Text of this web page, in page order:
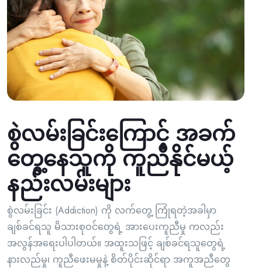
စွဲလမ်းခြင်းကြောင့် အခက်
တွေ့နေသူကို ကူညီနိုင်မယ့်
နည်းလမ်းများ
စွဲလမ်းခြင်း (Addiction) ကို လက်တွေ့ ကြုံရတဲ့အခါမှာ
ချစ်ခင်ရသူ မိသားစုဝင်တွေရဲ့ အားပေးကူညီမှု ကလည်း
အလွန်အရေးပါပါတယ်။ အထူးသဖြင့် ချစ်ခင်ရသူတွေရဲ့
နားလည်မှု၊ ကူညီဖေးမမှုနဲ့ စိတ်ပိုင်းဆိုင်ရာ အကူအညီတွေ